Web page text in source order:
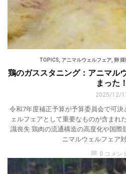
TOPICS アニマルウェルフェア, 卵
鶏のガススタニング：アニマル
まった！
2025/12/
令和7年度補正予算が予算委員会で可
ェルフェアとして重要なものが含まれ
識喪失 鶏肉の流通構造の高度化や国際
ニマルウェルフェア
0 コメン